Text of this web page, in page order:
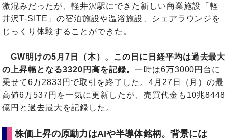
激混みだったが、軽井沢駅にできた新しい商業施設「軽
井沢T-SITE」の宿泊施設や温浴施設、シェアラウンジを
じっくり体験することができた。
GW明けの5月7日（木）。この日に日経平均は過去最大
の上昇幅となる3320円高を記録。 一時は6万3000円台に
乗せて6万2833円で取引を終了した。4月27日（月）の最
高値6万537円を一気に更新したが、売買代金も10兆8448
億円と過去最大を記録した。
株価上昇の原動力はAIや半導体銘柄。背景には